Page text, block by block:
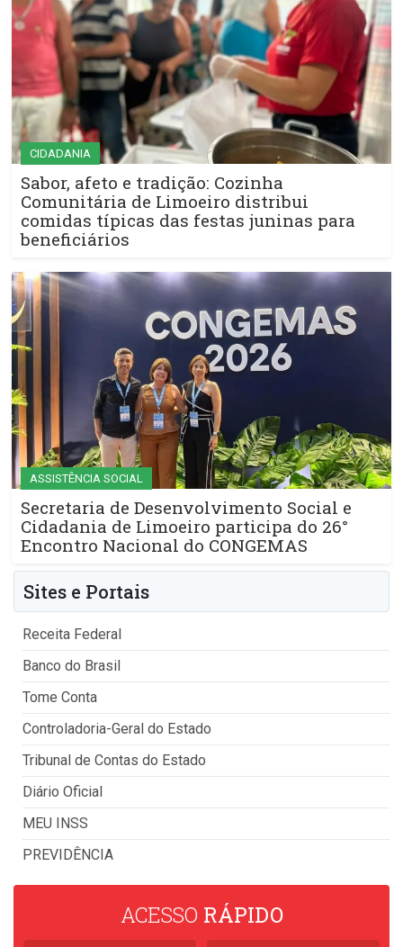
CIDADANIA
Sabor, afeto e tradição: Cozinha
Comunitária de Limoeiro distribui
comidas típicas das festas juninas para
beneficiários
ASSISTÊNCIA SOCIAL
Secretaria de Desenvolvimento Social e
Cidadania de Limoeiro participa do 26°
Encontro Nacional do CONGEMAS
Sites e Portais
Receita Federal
Banco do Brasil
Tome Conta
Controladoria-Geral do Estado
Tribunal de Contas do Estado
Diário Oficial
MEU INSS
PREVIDÊNCIA
ACESSO RÁPIDO